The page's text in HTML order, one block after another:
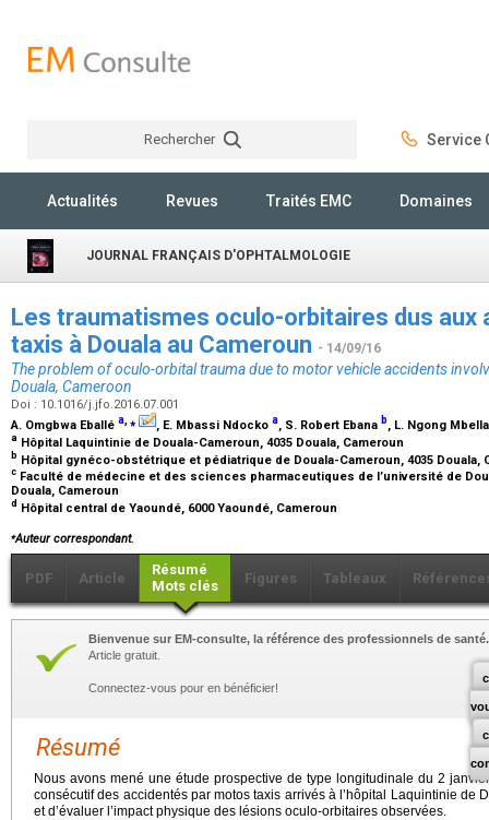
Rechercher Service
Actualités Revues Traités EMC Domaines
JOURNAL FRANÇAIS D'OPHTALMOLOGIE
Les traumatismes oculo-orbitaires dus aux
taxis à Douala au Cameroun - 14/09/16
The problem of oculo-orbital trauma due to motor vehicle accidents
Douala, Cameroon
Doi : 10.1016/j.jfo.2016.07.001
A. Omgbwa Eballé a,⁎ , E. Mbassi Ndocko a, S. Robert Ebana b, L. Ngong
a Hôpital Laquintinie de Douala-Cameroun, 4035 Douala, Cameroun
b Hôpital gynéco-obstétrique et pédiatrique de Douala-Cameroun, 4035 Douala,
c Faculté de médecine et des sciences pharmaceutiques de l’université de
Douala, Cameroun
d Hôpital central de Yaoundé, 6000 Yaoundé, Cameroun
⁎Auteur correspondant.
PDF Article
Résumé
Mots clés
Figures Tableaux
Bienvenue sur EM-consulte, la référence des professionnels de santé.
Article gratuit.
Connectez-vous pour en bénéficier!
Résumé
Nous avons mené une étude prospective de type longitudinale du 2
consécutif des accidentés par motos taxis arrivés à l’hôpital Laquintinie de
et d’évaluer l’impact physique des lésions oculo-orbitaires observées.